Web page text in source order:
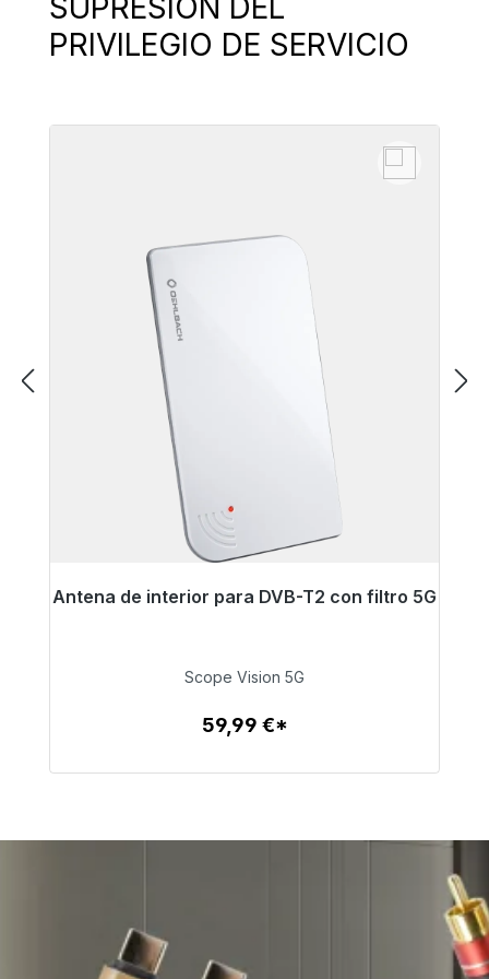
SUPRESIÓN DEL
PRIVILEGIO DE SERVICIO
Antena de interior para DVB-T2 con filtro 5G
Listo para envío inmediato, plazo de entrega
59,99 €
Scope Vision 5G
59,99 €*